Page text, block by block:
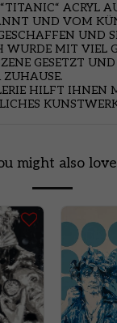
ACRYL
UND VOM
UND
WURDE MIT VIEL
GESETZT
HILFT IHNEN
might also love